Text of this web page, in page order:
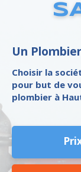
Un
Choisir la
pour but de
plombier à